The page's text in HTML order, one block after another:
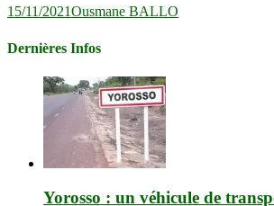
15/11/2021Ousmane BALLO
Dernières Infos
Yorosso : un véhicule de